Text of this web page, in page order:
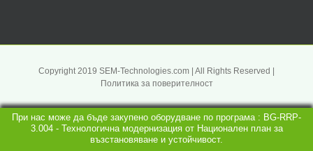
Copyright 2019 SEM-Technologies.com | All Rights Reserved |
Политика за поверителност
При нас може да бъде закупено оборудване по програма : BG-RRP-
3.004 - Технологична модернизация от Национален план за
възстановяване и устойчивост.